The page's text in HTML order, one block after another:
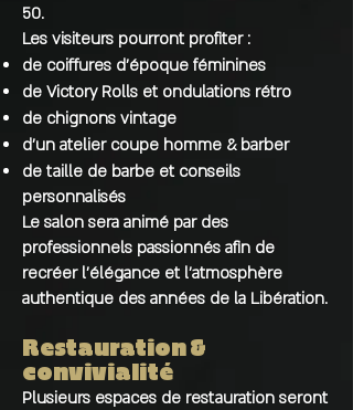
50.
Les visiteurs pourront profiter :
de coiffures d’époque féminines
de Victory Rolls et ondulations rétro
de chignons vintage
d’un atelier coupe homme & barber
de taille de barbe et conseils
personnalisés
Le salon sera animé par des
professionnels passionnés afin de
recréer l’élégance et l’atmosphère
authentique des années de la Libération.
Restauration &
convivialité
Plusieurs espaces de restauration seront